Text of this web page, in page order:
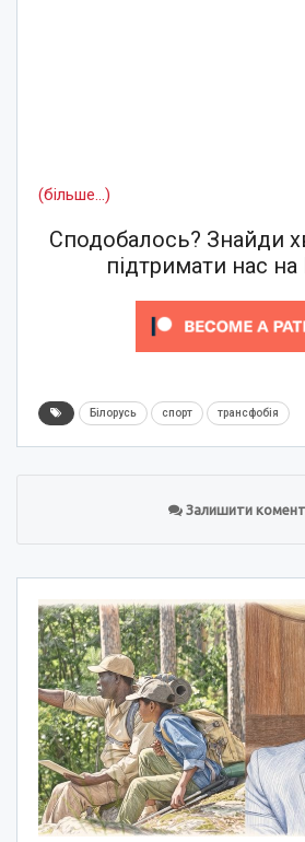
(більше…)
Сподобалось? Знайди
підтримати нас на
Білорусь спорт трансфобія
Залишити